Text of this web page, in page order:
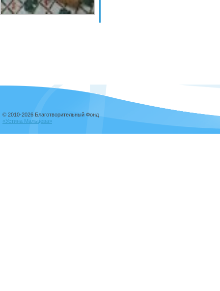
© 2010-2026 Благотворительный Фонд
«Устина Мальцева»